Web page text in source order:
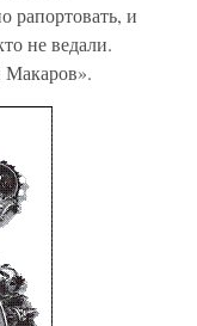
рапортовать, и
не ведали.
Макаров».